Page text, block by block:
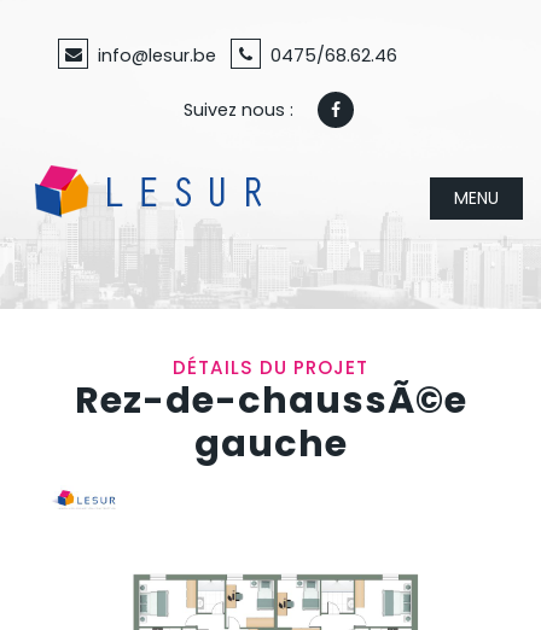
info@lesur.be 0475/68.62.46
Suivez nous :
MENU
DÉTAILS DU PROJET
Rez-de-chaussÃ©e
gauche